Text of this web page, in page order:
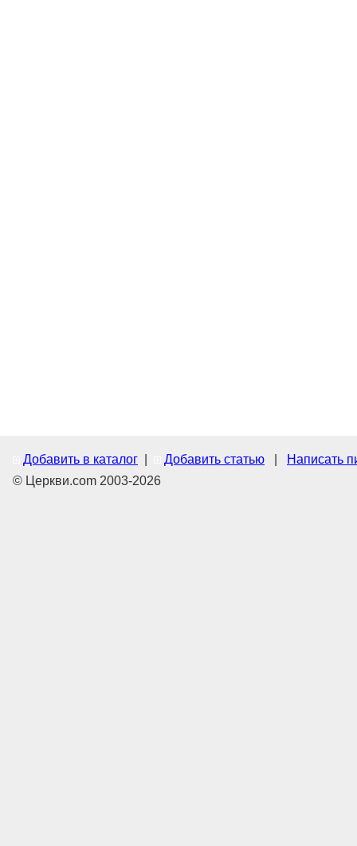
Добавить в каталог Добавить статью
Написать
© Церкви.com 2003-2026